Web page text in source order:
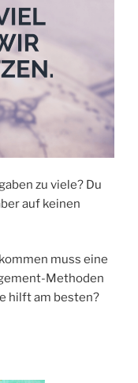
zu viele? Du
auf keinen
muss eine
Methoden
hilft am besten?